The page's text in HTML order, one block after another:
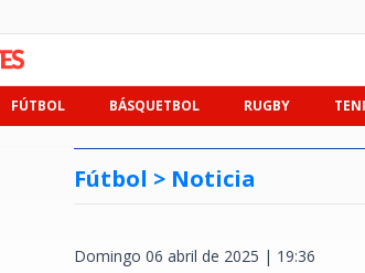
FÚTBOL BÁSQUETBOL RUGBY
Fútbol > Noticia
Domingo 06 abril de 2025 | 19:36